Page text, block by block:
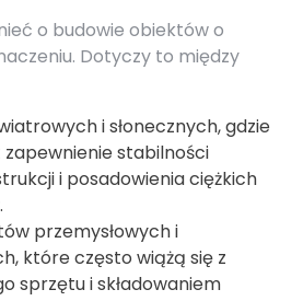
o budowie obiektów o
Dotyczy to między
i słonecznych, gdzie
stabilności
i posadowienia ciężkich
przemysłowych i
które często wiążą się z
sprzętu i składowaniem